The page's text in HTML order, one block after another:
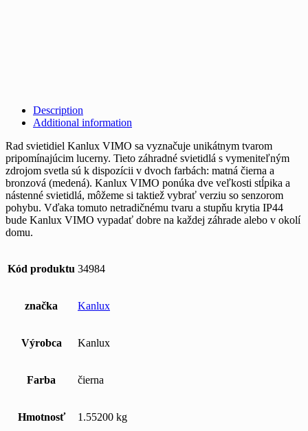
Description
Additional information
Rad svietidiel Kanlux VIMO sa vyznačuje unikátnym tvarom
pripomínajúcim lucerny. Tieto záhradné svietidlá s vymeniteľným
zdrojom svetla sú k dispozícii v dvoch farbách: matná čierna a
bronzová (medená). Kanlux VIMO ponúka dve veľkosti stĺpika a
nástenné svietidlá, môžeme si taktiež vybrať verziu so senzorom
pohybu. Vďaka tomuto netradičnému tvaru a stupňu krytia IP44
bude Kanlux VIMO vypadať dobre na každej záhrade alebo v okolí
domu.
Kód produktu 34984
značka Kanlux
Výrobca Kanlux
Farba čierna
Hmotnosť 1.55200 kg